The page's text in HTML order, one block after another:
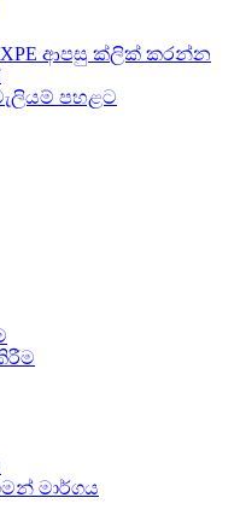
ආපසු ක්ලික් කරන්න
පහළට
මාර්ගය